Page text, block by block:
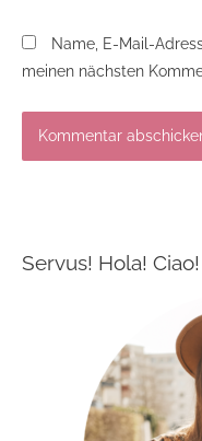
Name, E-Mail-
meinen nächsten
Servus! Hola! Ciao!